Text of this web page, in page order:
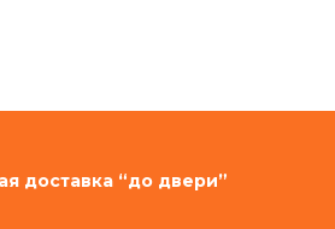
доставка “до двери”